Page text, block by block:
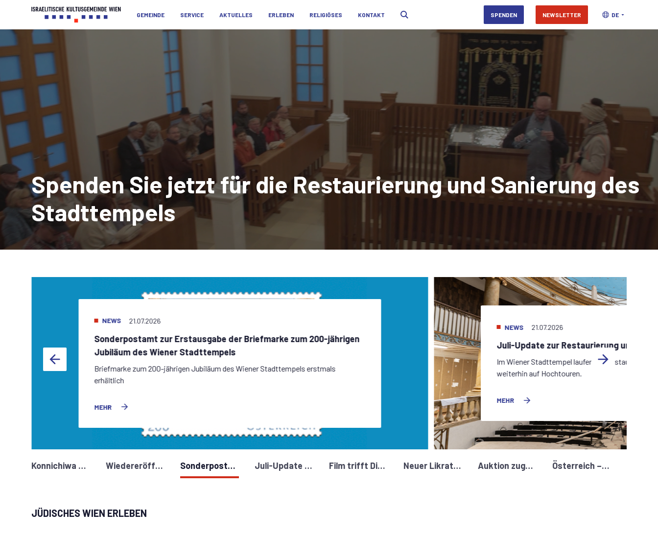
GEMEINDE SERVICE AKTUELLES ERLEBEN RELIGIÖSES KONTAKT SPENDEN NEWSLETTER DE
SpendenSie jetzt für die Restaurierung und Sanierung des
Stadttempels
NEWS 21.07.2026
Sonderpostamt zur Erstausgabe der Briefmarke zum 200-jährigen
Jubiläum des Wiener Stadttempels
Briefmarke zum 200-jährigen Jubiläum des Wiener Stadttempels erstmals
erhältlich
MEHR
NEWS 21.07.2026
Juli-Update zur Restaurierung und
Im Wiener Stadttempel laufen die
weiterhin auf Hochtouren.
MEHR
Konnichiwa LIKRAT! – Begegnung mit Schülerinnen und Schülern aus Tokio Wiedereröffnung Stadttempel Sonderpostamt zur Erstausgabe der Briefmarke zum 200-jährigen Jubiläum des Wiener Stadttempels Juli-Update zur Restaurierung und Sanierung Film trifft Dialog: Eine Zeitreise zwischen Tradition und Gegenwart im ZiB Neuer Likrat Lehrgang 2027 Auktion zugunsten des Stadttempels erzielt 85.000€ Österreich – Israel am 24.9.2026: Ticket-Kontingent für IKG-Mitglieder
JÜDISCHES WIEN ERLEBEN